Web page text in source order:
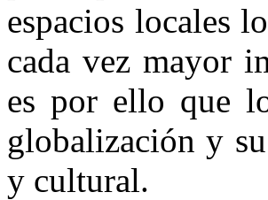
espacios locales
cada vez mayor
es por ello que
globalización y
y cultural.